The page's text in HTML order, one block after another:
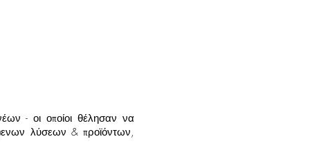
- οι οποίοι θέλησαν να
λύσεων & προϊόντων,